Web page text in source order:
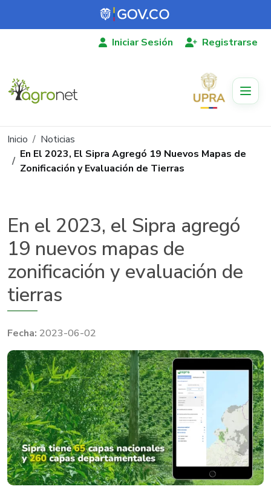
Pasar al contenido principal
Iniciar Sesión Registrarse
Ruta de navegación
Inicio
Noticias
En El 2023, El Sipra Agregó 19 Nuevos Mapas de
Zonificación y Evaluación de Tierras
En el 2023, el Sipra agregó
19 nuevos mapas de
zonificación y evaluación de
tierras
2023-06-02